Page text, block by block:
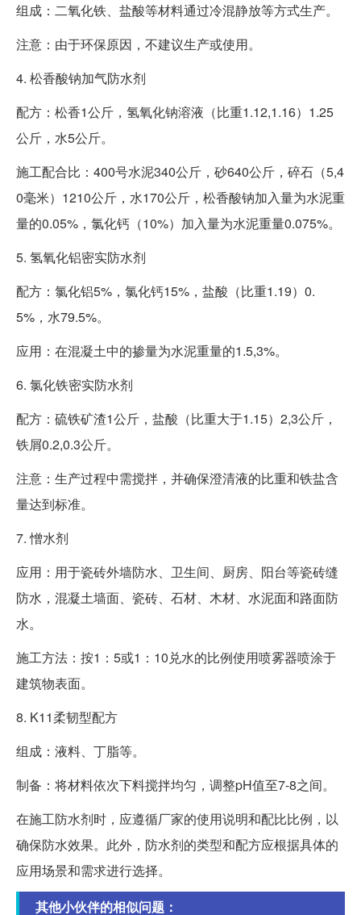
组成：二氧化铁、盐酸等材料通过冷混静放等方式生产。
注意：由于环保原因，不建议生产或使用。
4. 松香酸钠加气防水剂
配方：松香1公斤，氢氧化钠溶液（比重1.12,1.16）1.25
公斤，水5公斤。
施工配合比：400号水泥340公斤，砂640公斤，碎石（5,4
0毫米）1210公斤，水170公斤，松香酸钠加入量为水泥重
量的0.05%，氯化钙（10%）加入量为水泥重量0.075%。
5. 氢氧化铝密实防水剂
配方：氯化铝5%，氯化钙15%，盐酸（比重1.19）0.
5%，水79.5%。
应用：在混凝土中的掺量为水泥重量的1.5,3%。
6. 氯化铁密实防水剂
配方：硫铁矿渣1公斤，盐酸（比重大于1.15）2,3公斤，
铁屑0.2,0.3公斤。
注意：生产过程中需搅拌，并确保澄清液的比重和铁盐含
量达到标准。
7. 憎水剂
应用：用于瓷砖外墙防水、卫生间、厨房、阳台等瓷砖缝
防水，混凝土墙面、瓷砖、石材、木材、水泥面和路面防
水。
施工方法：按1：5或1：10兑水的比例使用喷雾器喷涂于
建筑物表面。
8. K11柔韧型配方
组成：液料、丁脂等。
制备：将材料依次下料搅拌均匀，调整pH值至7-8之间。
在施工防水剂时，应遵循厂家的使用说明和配比比例，以
确保防水效果。此外，防水剂的类型和配方应根据具体的
应用场景和需求进行选择。
其他小伙伴的相似问题：